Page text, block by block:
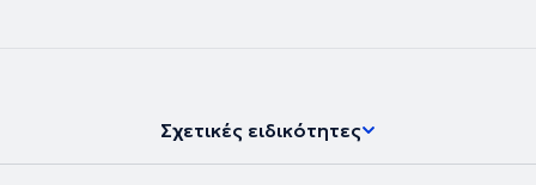
Σχετικές ειδικότητες